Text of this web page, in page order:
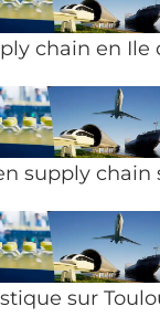
chain en Ile
supply chain
sur